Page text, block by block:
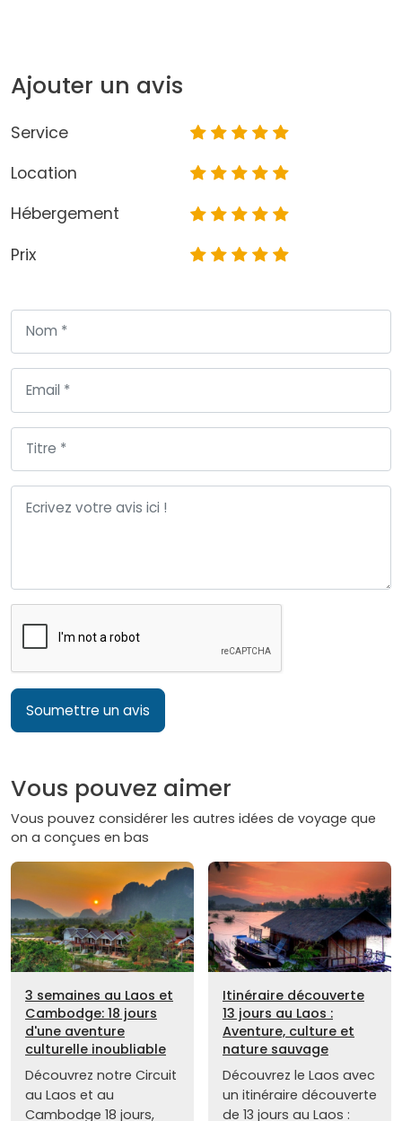
Ajouter un avis
Service
Location
Hébergement
Prix
Soumettre un avis
Vous pouvez aimer
Vous pouvez considérer les autres idées de voyage que
on a conçues en bas
3 semaines au Laos et
Cambodge: 18 jours
d'une aventure
culturelle inoubliable
Découvrez notre Circuit
au Laos et au
Cambodge 18 jours,
Itinéraire découverte
13 jours au Laos :
Aventure, culture et
nature sauvage
Découvrez le Laos avec
un itinéraire découverte
de 13 jours au Laos :